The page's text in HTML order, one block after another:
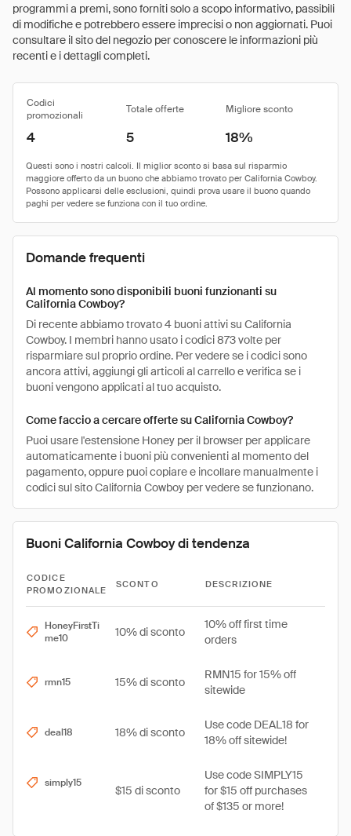
programmi a premi, sono forniti solo a scopo informativo, passibili
di modifiche e potrebbero essere imprecisi o non aggiornati. Puoi
consultare il sito del negozio per conoscere le informazioni più
recenti e i dettagli completi.
Codici
promozionali
Totale offerte Migliore sconto
4 5 18%
Domande frequenti
Al momento sono disponibili buoni funzionanti su
California Cowboy?
Di recente abbiamo trovato 4 buoni attivi su California
Cowboy. I membri hanno usato i codici 873 volte per
risparmiare sul proprio ordine. Per vedere se i codici sono
ancora attivi, aggiungi gli articoli al carrello e verifica se i
buoni vengono applicati al tuo acquisto.
Come faccio a cercare offerte su California Cowboy?
Puoi usare l'estensione Honey per il browser per applicare
automaticamente i buoni più convenienti al momento del
pagamento, oppure puoi copiare e incollare manualmente i
codici sul sito California Cowboy per vedere se funzionano.
Buoni California Cowboy di tendenza
CODICE
PROMOZIONALE
SCONTO DESCRIZIONE
HoneyFirstTi
me10
10% di sconto
10% off first time
orders
rmn15 15% di sconto
RMN15 for 15% off
sitewide
deal18 18% di sconto
Use code DEAL18 for
18% off sitewide!
simply15
$15 di sconto
Use code SIMPLY15
for $15 off purchases
of $135 or more!